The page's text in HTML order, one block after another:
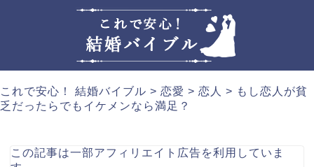
これで安心！ 結婚バイブル > 恋愛 > 恋人 > もし恋人が貧
乏だったらでもイケメンなら満足？
この記事は一部アフィリエイト広告を利用していま